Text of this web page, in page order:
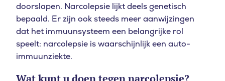
doorslapen. Narcolepsie lijkt deels genetisch
bepaald. Er zijn ook steeds meer aanwijzingen
dat het immuunsysteem een belangrijke rol
speelt: narcolepsie is waarschijnlijk een auto-
immuunziekte.
Wat kunt u doen tegen narcolepsie?